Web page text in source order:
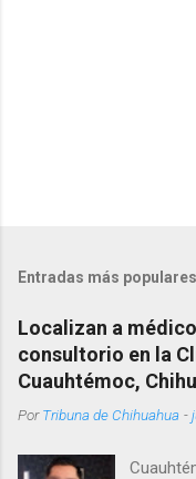
Entradas más
Localizan a
consultorio en la
Cuauhtémoc,
PorTribuna de Chihuahua -